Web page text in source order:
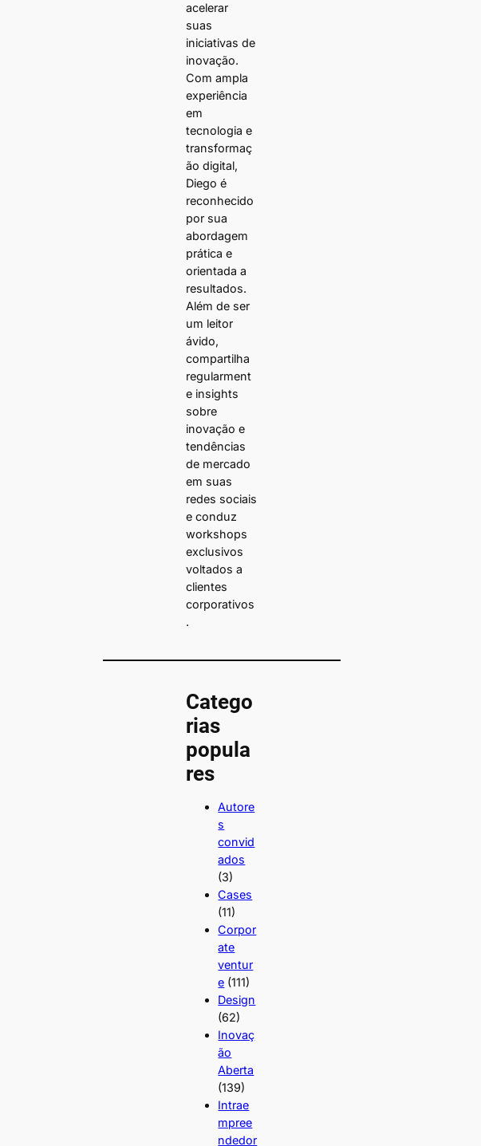
acelerar
suas
iniciativas de
inovação.
Com ampla
experiência
em
tecnologia e
transformaç
ão digital,
Diego é
reconhecido
por sua
abordagem
prática e
orientada a
resultados.
Além de ser
um leitor
ávido,
compartilha
regularment
e insights
sobre
inovação e
tendências
de mercado
em suas
redes sociais
e conduz
workshops
exclusivos
voltados a
clientes
corporativos
.
Catego
rias
popula
res
Autore
s
convid
ados
(3)
Cases
(11)
Corpor
ate
ventur
e (111)
Design
(62)
Inovaç
ão
Aberta
(139)
Intrae
mpree
ndedor